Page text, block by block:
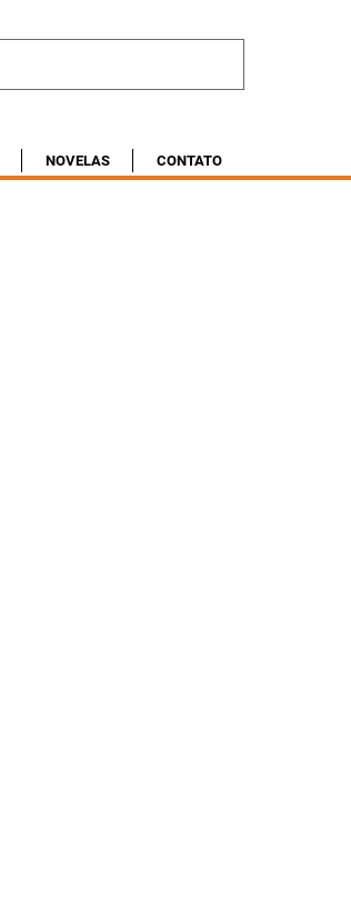
NOVELAS CONTATO